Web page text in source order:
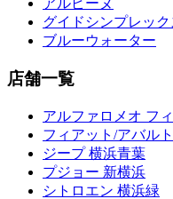
アルピーヌ
グイドシンプレック
ブルーウォーター
店舗一覧
アルファロメオ フ
フィアット/アバル
ジープ 横浜青葉
プジョー 新横浜
シトロエン 横浜緑